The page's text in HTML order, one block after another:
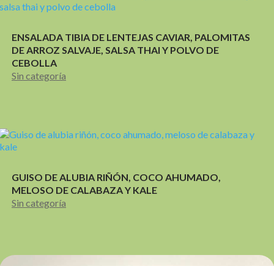
ENSALADA TIBIA DE LENTEJAS CAVIAR, PALOMITAS
DE ARROZ SALVAJE, SALSA THAI Y POLVO DE
CEBOLLA
Sin categoría
GUISO DE ALUBIA RIÑÓN, COCO AHUMADO,
MELOSO DE CALABAZA Y KALE
Sin categoría